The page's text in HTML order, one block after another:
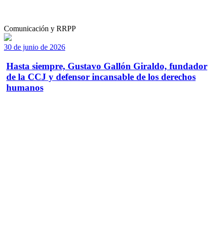
Comunicación y RRPP
30 de junio de 2026
Hasta siempre, Gustavo Gallón Giraldo, fundador
de la CCJ y defensor incansable de los derechos
humanos